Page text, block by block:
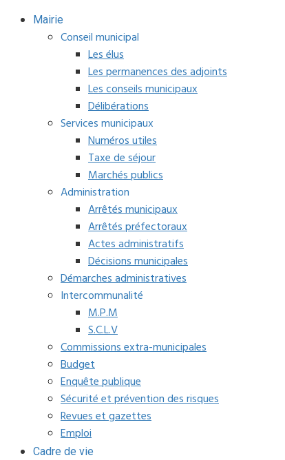
Mairie
Conseil municipal
Les élus
Les permanences des adjoints
Les conseils municipaux
Délibérations
Services municipaux
Numéros utiles
Taxe de séjour
Marchés publics
Administration
Arrêtés municipaux
Arrêtés préfectoraux
Actes administratifs
Décisions municipales
Démarches administratives
Intercommunalité
M.P.M
S.C.L.V
Commissions extra-municipales
Budget
Enquête publique
Sécurité et prévention des risques
Revues et gazettes
Emploi
Cadre de vie